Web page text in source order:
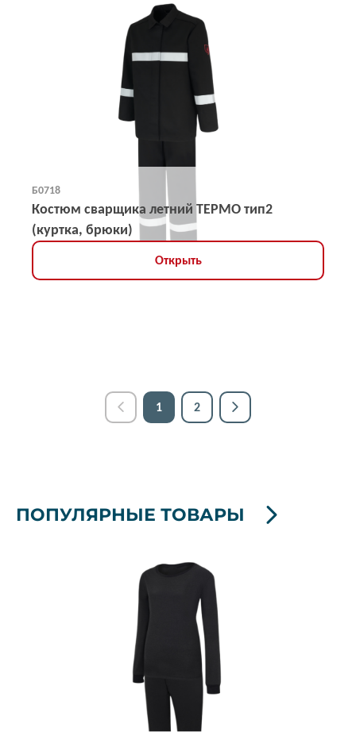
Б0718
Костюм сварщика летний ТЕРМО тип2
(куртка, брюки)
Открыть
1 2
ПОПУЛЯРНЫЕ ТОВАРЫ